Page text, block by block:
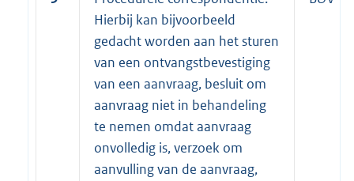
Hierbij kan bijvoorbeeld
gedacht worden aan het sturen
van een ontvangstbevestiging
van een aanvraag, besluit om
aanvraag niet in behandeling
te nemen omdat aanvraag
onvolledig is, verzoek om
aanvulling van de aanvraag,